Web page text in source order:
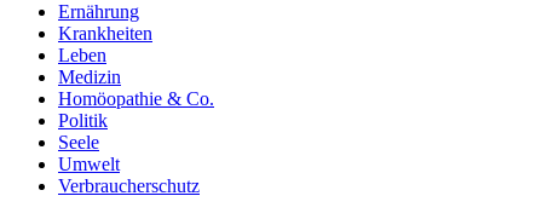
Ernährung
Krankheiten
Leben
Medizin
Homöopathie & Co.
Politik
Seele
Umwelt
Verbraucherschutz